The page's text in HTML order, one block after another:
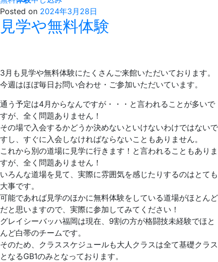
Posted on 2024年3月28日
見学や無料体験
3月も見学や無料体験にたくさんご来館いただいております。
今週はほぼ毎日お問い合わせ・ご参加いただいています。
通う予定は4月からなんですが・・・と言われることが多いで
すが、全く問題ありません！
その場で入会するかどうか決めないといけないわけではないで
すし、すぐに入会しなければならないこともありません。
これから別の道場に見学に行きます！と言われることもありま
すが、全く問題ありません！
いろんな道場を見て、実際に雰囲気を感じたりするのはとても
大事です。
可能であれば見学のほかに無料体験をしている道場がほとんど
だと思いますので、実際に参加してみてください！
グレイシーバッハ福岡は現在、9割の方が格闘技未経験でほと
んど白帯のチームです。
そのため、クラススケジュールも大人クラスは全て基礎クラス
となるGB1のみとなっております。